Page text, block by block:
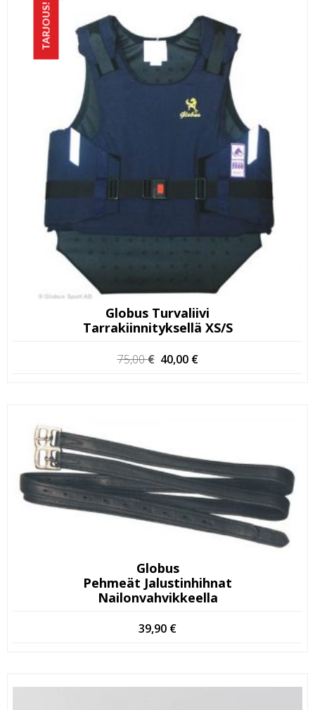
TARJOUS!
Globus Turvaliivi
Tarrakiinnityksellä XS/S
75,00€ Alkuperäinen
40,00 €
Globus
Pehmeät Jalustinhihnat
Nailonvahvikkeella
39,90 €